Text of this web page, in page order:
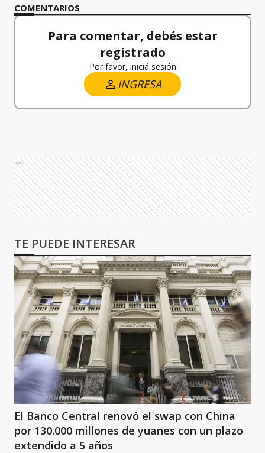
COMENTARIOS
Para comentar, debés estar
registrado
Por favor, iniciá sesión
INGRESA
Ads
TE PUEDE INTERESAR
El Banco Central renovó el swap con China
por 130.000 millones de yuanes con un plazo
extendido a 5 años